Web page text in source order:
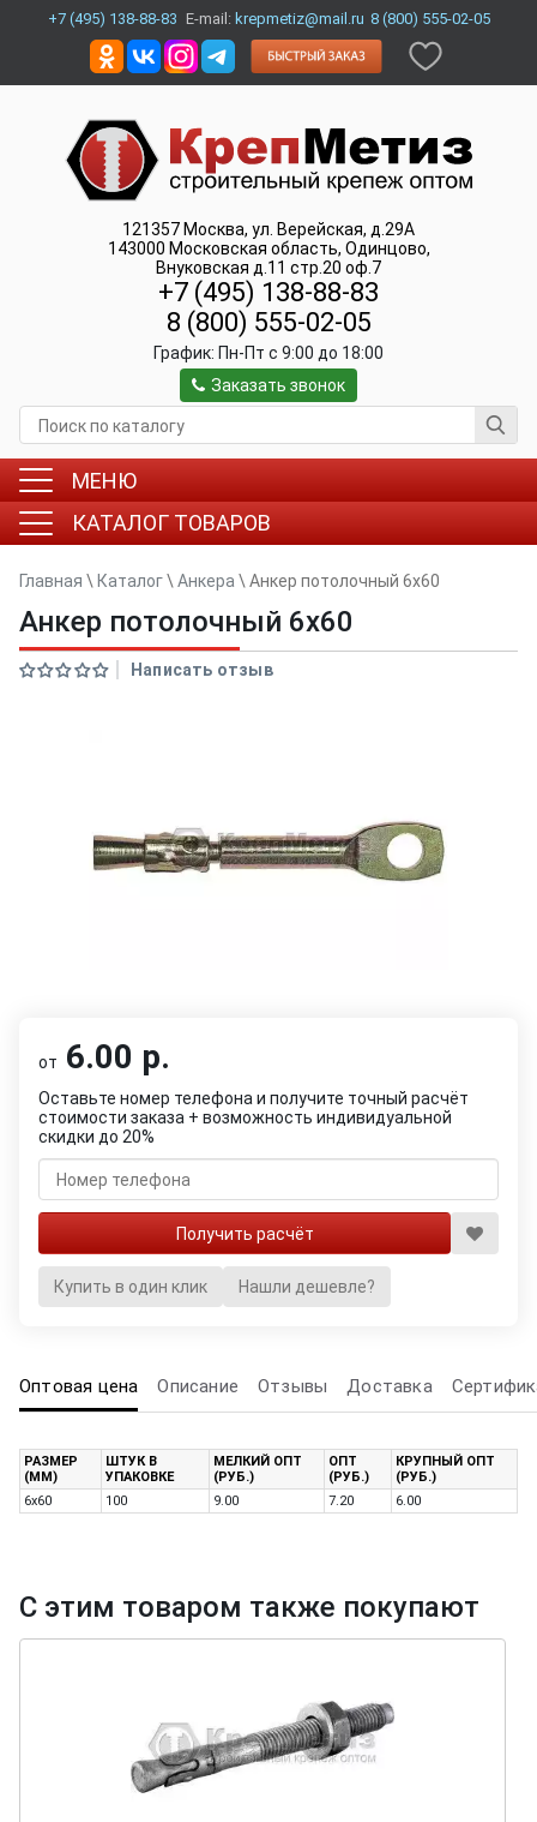
+7 (495) 138-88-83 E-mail: krepmetiz@mail.ru 8 (800) 555-02-05
121357 Москва, ул. Верейская, д.29А
143000 Московская область, Одинцово,
Внуковская д.11 стр.20 оф.7
+7 (495) 138-88-83
8 (800) 555-02-05
График: Пн-Пт c 9:00 до 18:00
Заказать звонок
МЕНЮ
КАТАЛОГ ТОВАРОВ
Главная \ Каталог\ Анкера \ Анкер потолочный 6x60
Анкер потолочный 6x60
Написать отзыв
от 6.00 р.
Оставьте номер телефона и получите точный расчёт
стоимости заказа + возможность индивидуальной
скидки до 20%
Купить в один клик Нашли дешевле?
Оптовая цена Описание Отзывы Доставка
РАЗМЕР
(ММ)
ШТУК В
УПАКОВКЕ
МЕЛКИЙ ОПТ
(РУБ.)
ОПТ
(РУБ.)
КРУПНЫЙ ОПТ
(РУБ.)
6х60
100 9.00 7.20 6.00
С этим товаром также покупают